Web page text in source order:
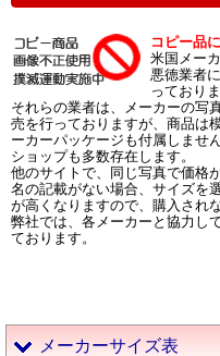
コピー品
米国メー
悪徳業者
っておりま
それらの業者は、メーカーの写
売を行っておりますが、商品は
ーカーパッケージも付属しませ
ショップも多数存在します。
他のサイトで、同じ写真で価格
名の記載がない場合、サイズを
が高くなりますので、購入され
弊社では、各メーカーと協力し
ております。
メーカーサイズ表